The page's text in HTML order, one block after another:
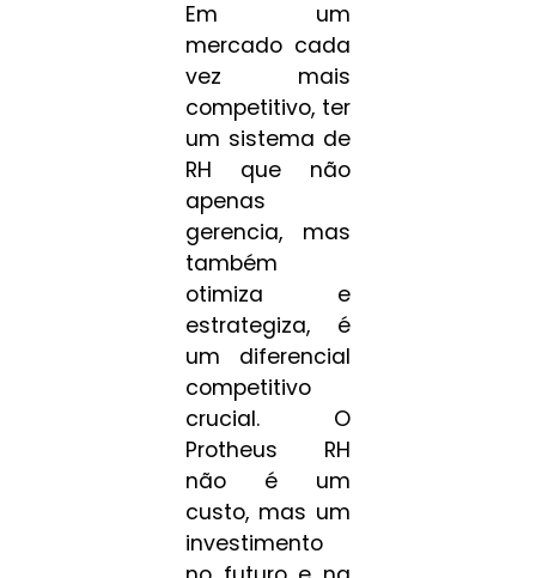
Em um
mercado cada
vez mais
competitivo, ter
um sistema de
RH que não
apenas
gerencia, mas
também
otimiza e
estrategiza, é
um diferencial
competitivo
crucial. O
Protheus RH
não é um
custo, mas um
investimento